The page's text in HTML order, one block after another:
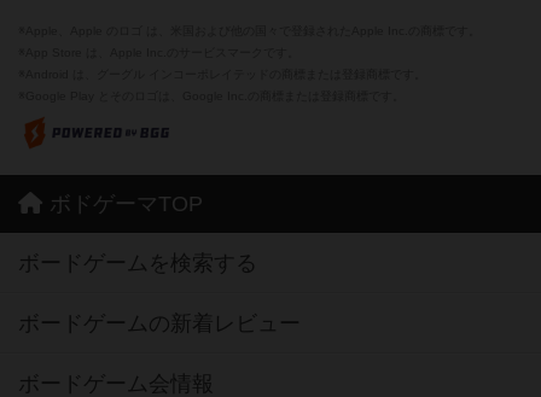
ボドゲーマTOP
ボードゲームを検索する
ボードゲームの新着レビュー
ボードゲーム会情報